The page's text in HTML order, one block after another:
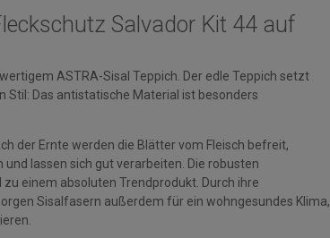
Salvador Kit 44 auf
ASTRA-Sisal Teppich. Der edle Teppich setzt
Stil: Das antistatische Material ist besonders
der Ernte werden die Blätter vom Fleisch befreit,
lassen sich gut verarbeiten. Die robusten
einem absoluten Trendprodukt. Durch ihre
Sisalfasern außerdem für ein wohngesundes Klima,